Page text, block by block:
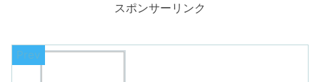
スポンサーリンク